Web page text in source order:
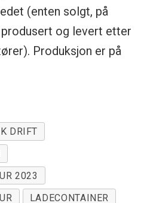
(enten solgt, på
og levert etter
Produksjon er på
DRIFT
2023
LADECONTAINER